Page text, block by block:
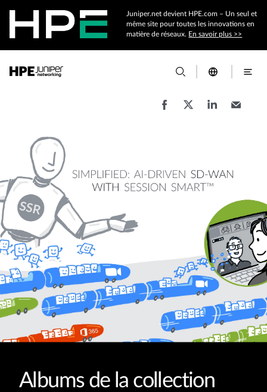
Juniper.net devient HPE.com – Un seul et
même site pour toutes les innovations en
matière de réseaux. En savoir plus >>
Albums de la collection